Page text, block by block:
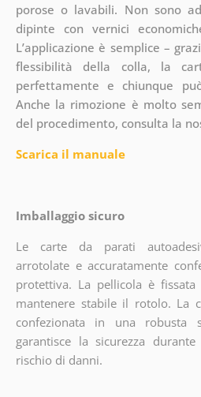
porose o lavabili. Non sono
dipinte con vernici
L’applicazione è semplice –
flessibilità della colla, la
perfettamente e chiunque
Anche la rimozione è molto
del procedimento, consulta la
Scarica il manuale
Imballaggio sicuro
Le carte da parati
arrotolate e accuratamente
protettiva. La pellicola è
mantenere stabile il rotolo. La
confezionata in una robusta
garantisce la sicurezza
rischio di danni.